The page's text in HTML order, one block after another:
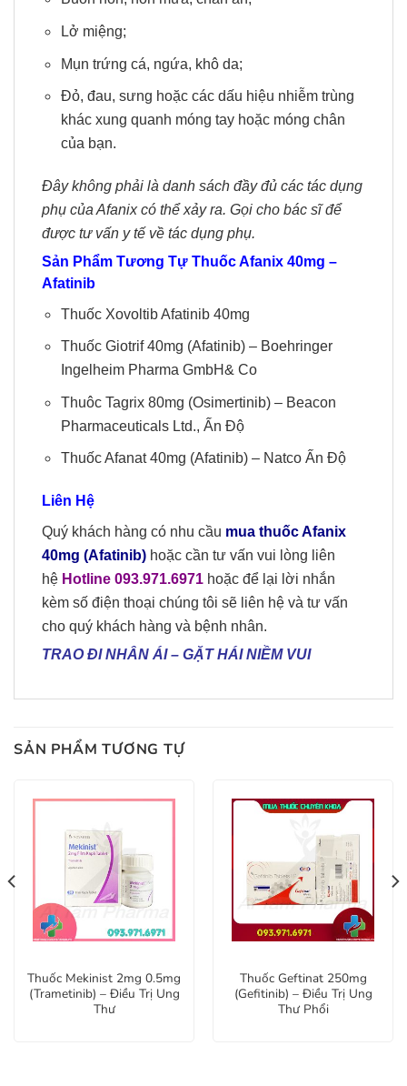
Lở miệng;
Mụn trứng cá, ngứa, khô da;
Đỏ, đau, sưng hoặc các dấu hiệu nhiễm trùng
khác xung quanh móng tay hoặc móng chân
của bạn.
Đây không phải là danh sách đầy đủ các tác dụng
phụ của Afanix có thể xảy ra. Gọi cho bác sĩ để
được tư vấn y tế về tác dụng phụ.
Sản Phẩm Tương Tự Thuốc Afanix 40mg –
Afatinib
Thuốc Xovoltib Afatinib 40mg
Thuốc Giotrif 40mg (Afatinib) – Boehringer
Ingelheim Pharma GmbH& Co
Thuôc Tagrix 80mg (Osimertinib) – Beacon
Pharmaceuticals Ltd., Ấn Độ
Thuốc Afanat 40mg (Afatinib) – Natco Ấn Độ
Liên Hệ
Quý khách hàng có nhu cầu mua thuốc Afanix
40mg (Afatinib) hoặc cần tư vấn vui lòng liên
hệ Hotline 093.971.6971 hoặc để lại lời nhắn
kèm số điện thoại chúng tôi sẽ liên hệ và tư vấn
cho quý khách hàng và bệnh nhân.
TRAO ĐI NHÂN ÁI – GẶT HÁI NIỀM VUI
SẢN PHẨM TƯƠNG TỰ
Thuốc Mekinist 2mg 0.5mg
(Trametinib) – Điều Trị Ung
Thư
Thuốc Geftinat 250mg
(Gefitinib) – Điều Trị Ung
Thư Phổi